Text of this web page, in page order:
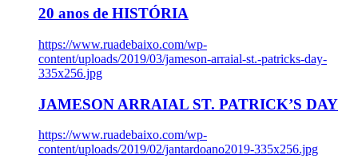
20 anos de HISTÓRIA
https://www.ruadebaixo.com/wp-
content/uploads/2019/03/jameson-arraial-st.-patricks-day-
335x256.jpg
JAMESON ARRAIAL ST. PATRICK’S DAY
https://www.ruadebaixo.com/wp-
content/uploads/2019/02/jantardoano2019-335x256.jpg